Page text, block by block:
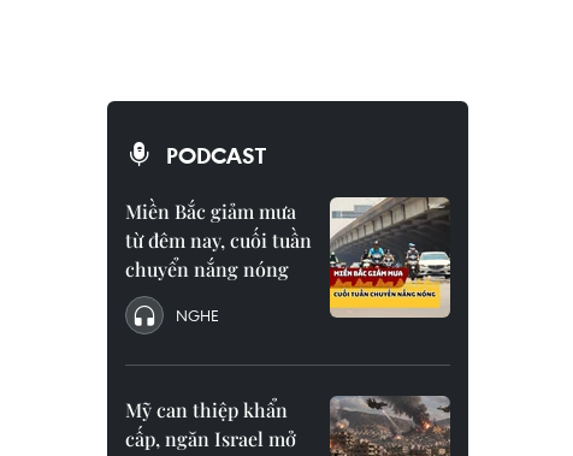
PODCAST
Miền Bắc giảm mưa
từ đêm nay, cuối tuần
chuyển nắng nóng
NGHE
Mỹ can thiệp khẩn
cấp, ngăn Israel mở